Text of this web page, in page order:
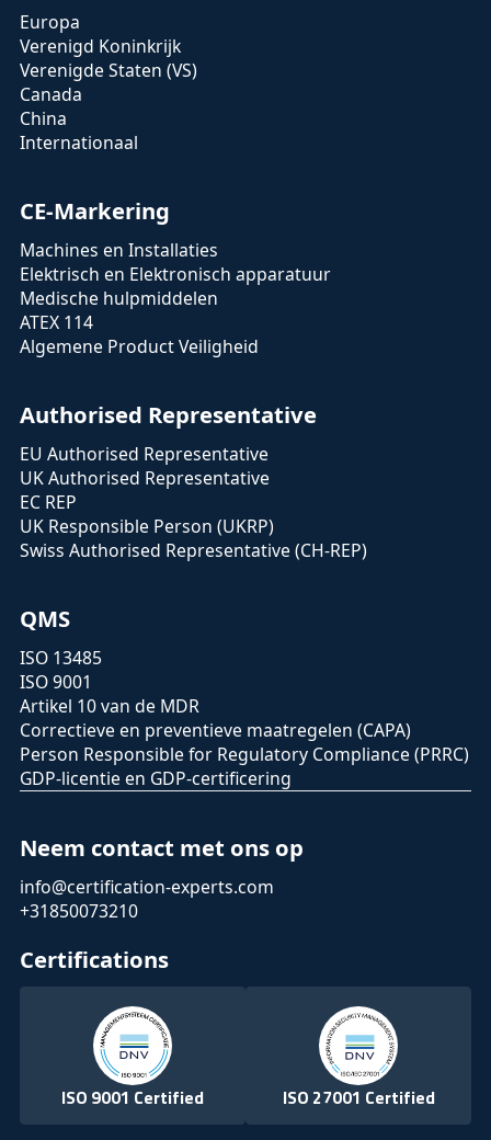
Europa
Verenigd Koninkrijk
Verenigde Staten (VS)
Canada
China
Internationaal
CE-Markering
Machines en Installaties
Elektrisch en Elektronisch apparatuur
Medische hulpmiddelen
ATEX 114
Algemene Product Veiligheid
Authorised Representative
EU Authorised Representative
UK Authorised Representative
EC REP
UK Responsible Person (UKRP)
Swiss Authorised Representative (CH-REP)
QMS
ISO 13485
ISO 9001
Artikel 10 van de MDR
Correctieve en preventieve maatregelen (CAPA)
Person Responsible for Regulatory Compliance (PRRC)
GDP-licentie en GDP-certificering
Neem contact met ons op
info@certification-experts.com
+31850073210
Certifications
ISO 9001 Certified ISO 27001 Certified